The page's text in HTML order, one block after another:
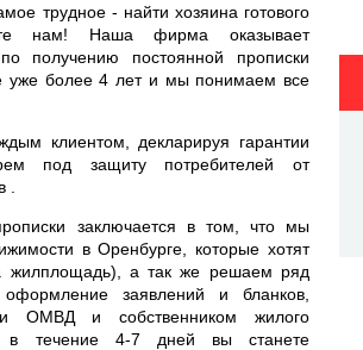
трудное - найти хозяина готового
нам! Наша фирма оказывает
получению постоянной прописки
уже более 4 лет и мы понимаем все
клиентом, декларируя гарантии
под защиту потребителей от
заключается в том, что мы
в Оренбурге, которые хотят
жилплощадь), а так же решаем ряд
заявлений и бланков,
ОМВД и собственником жилого
течение 4-7 дней вы станете